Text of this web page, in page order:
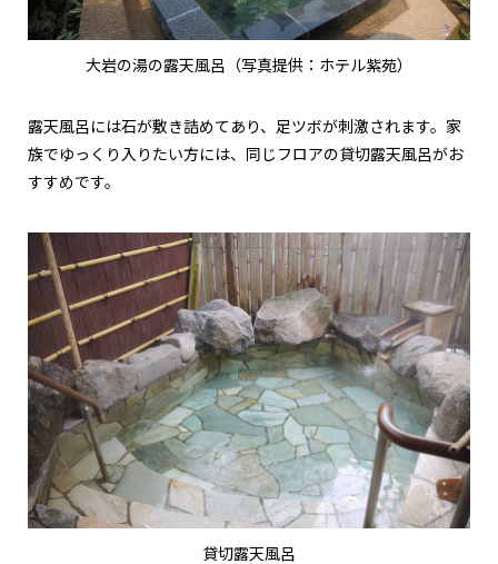
大岩の湯の露天風呂（写真提供：ホテル紫苑）
露天風呂には石が敷き詰めてあり、足ツボが刺激されます。家
族でゆっくり入りたい方には、同じフロアの貸切露天風呂がお
すすめです。
貸切露天風呂